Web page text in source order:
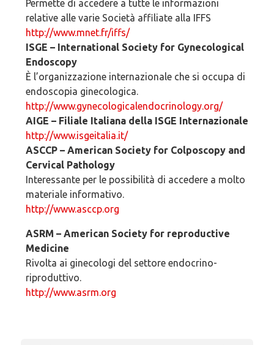
Permette di accedere a tutte le informazioni
relative alle varie Società affiliate alla IFFS
http://www.mnet.fr/iffs/
ISGE – International Society for Gynecological
Endoscopy
È l’organizzazione internazionale che si occupa di
endoscopia ginecologica.
http://www.gynecologicalendocrinology.org/
AIGE – Filiale Italiana della ISGE Internazionale
http://www.isgeitalia.it/
ASCCP – American Society for Colposcopy and
Cervical Pathology
Interessante per le possibilità di accedere a molto
materiale informativo.
http://www.asccp.org
ASRM – American Society for reproductive
Medicine
Rivolta ai ginecologi del settore endocrino-
riproduttivo.
http://www.asrm.org